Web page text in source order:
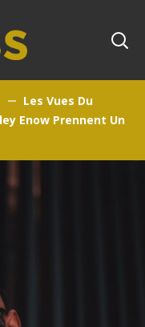
Les Vues Du
Enow Prennent Un